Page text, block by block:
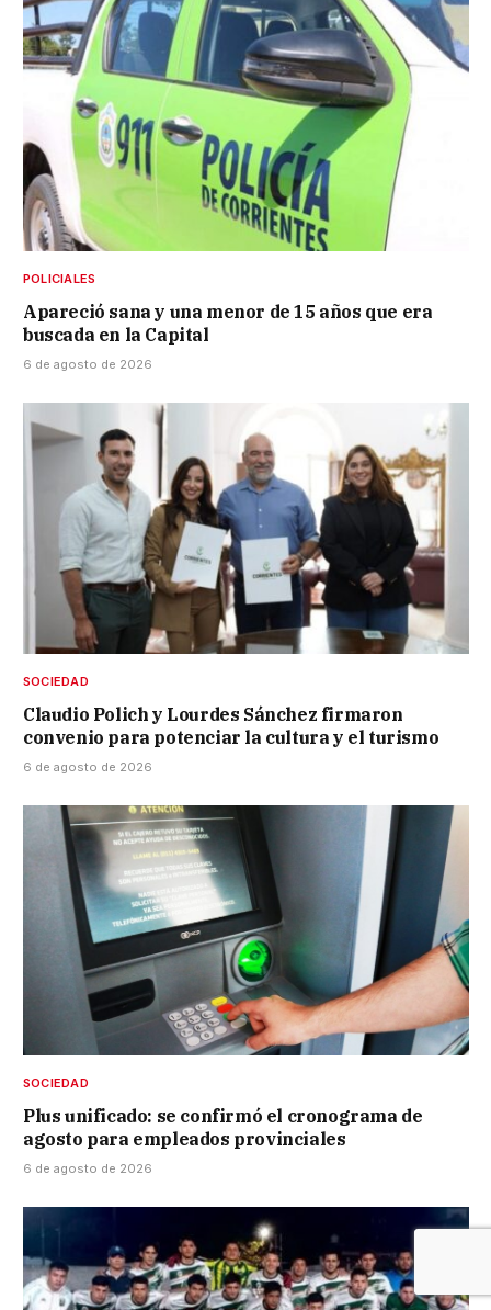
POLICIALES
Apareció sana y una menor de 15 años que era
buscada en la Capital
6 de agosto de 2026
SOCIEDAD
Claudio Polich y Lourdes Sánchez firmaron
convenio para potenciar la cultura y el turismo
6 de agosto de 2026
SOCIEDAD
Plus unificado: se confirmó el cronograma de
agosto para empleados provinciales
6 de agosto de 2026